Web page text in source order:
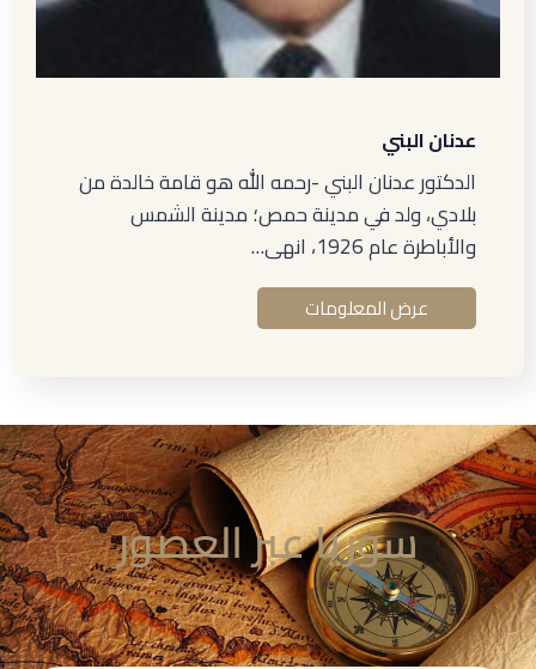
عدنان البني
الدكتور عدنان البني -رحمه الله هو قامة خالدة من
بلادي، ولد في مدينة حمص؛ مدينة الشمس
والأباطرة عام 1926، انهى…
عرض المعلومات
سوريا عبر العصور